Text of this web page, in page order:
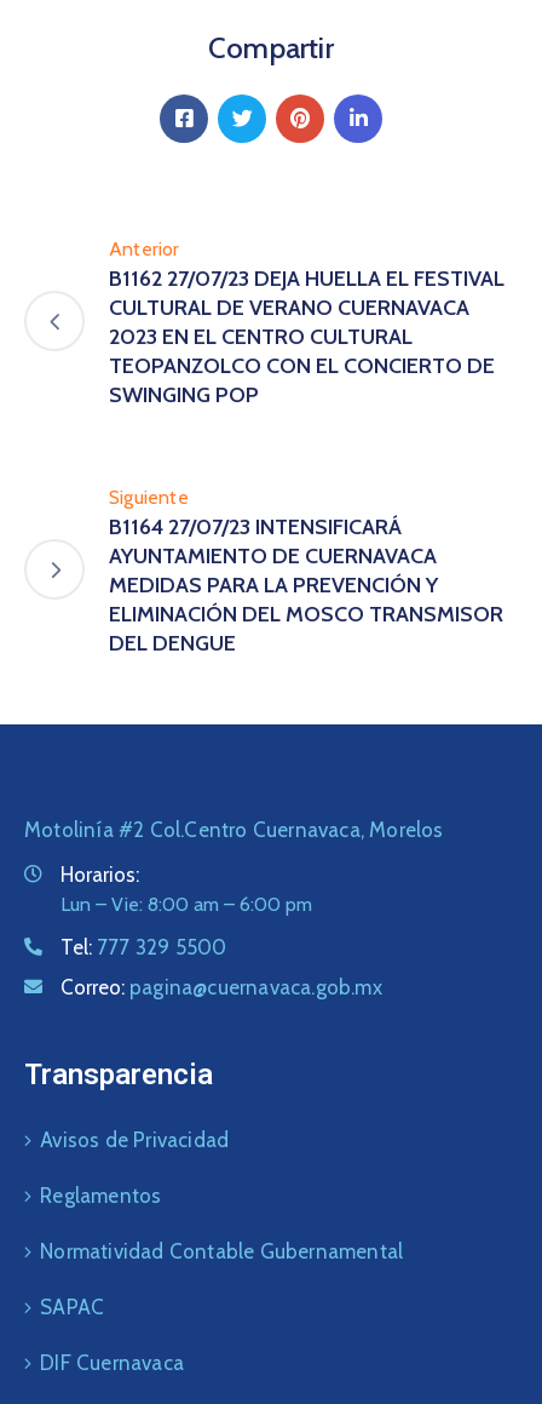
Compartir
Anterior
B1162 27/07/23 DEJA HUELLA EL FESTIVAL
CULTURAL DE VERANO CUERNAVACA
2023 EN EL CENTRO CULTURAL
TEOPANZOLCO CON EL CONCIERTO DE
SWINGING POP
Siguiente
B1164 27/07/23 INTENSIFICARÁ
AYUNTAMIENTO DE CUERNAVACA
MEDIDAS PARA LA PREVENCIÓN Y
ELIMINACIÓN DEL MOSCO TRANSMISOR
DEL DENGUE
Motolinía #2 Col.Centro Cuernavaca, Morelos
Horarios:
Lun – Vie: 8:00 am – 6:00 pm
Tel: 777 329 5500
Correo: pagina@cuernavaca.gob.mx
Transparencia
Avisos de Privacidad
Reglamentos
Normatividad Contable Gubernamental
SAPAC
DIF Cuernavaca